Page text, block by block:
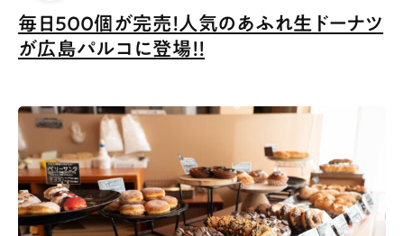
ペコマガとは 運営会社
プライバシーポリシー
お問合せ 利用規約
毎日500個が完売！人気のあふれ生ドーナツ
が広島パルコに登場！！